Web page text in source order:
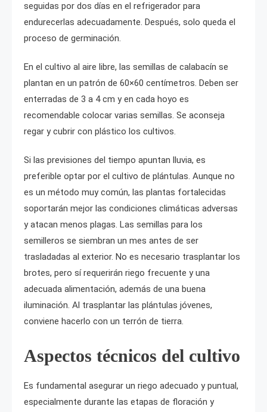
seguidas por dos días en el refrigerador para
endurecerlas adecuadamente. Después, solo queda el
proceso de germinación.
En el cultivo al aire libre, las semillas de calabacín se
plantan en un patrón de 60×60 centímetros. Deben ser
enterradas de 3 a 4 cm y en cada hoyo es
recomendable colocar varias semillas. Se aconseja
regar y cubrir con plástico los cultivos.
Si las previsiones del tiempo apuntan lluvia, es
preferible optar por el cultivo de plántulas. Aunque no
es un método muy común, las plantas fortalecidas
soportarán mejor las condiciones climáticas adversas
y atacan menos plagas. Las semillas para los
semilleros se siembran un mes antes de ser
trasladadas al exterior. No es necesario trasplantar los
brotes, pero sí requerirán riego frecuente y una
adecuada alimentación, además de una buena
iluminación. Al trasplantar las plántulas jóvenes,
conviene hacerlo con un terrón de tierra.
Aspectos técnicos del cultivo
Es fundamental asegurar un riego adecuado y puntual,
especialmente durante las etapas de floración y